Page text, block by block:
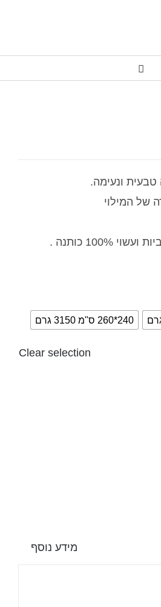
ונעימה.
של המילוי
כותנה .
240*260 ס"מ 3150 גרם
Clear selection
מידע נוסף